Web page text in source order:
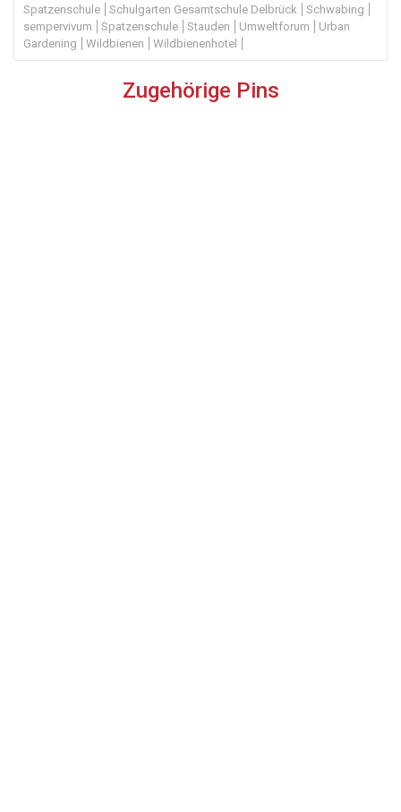
Spatzenschule
Schulgarten Gesamtschule Delbrück
Schwabing
sempervivum
Spatzenschule Stauden Umweltforum
Urban
Gardening
Wildbienen Wildbienenhotel
Zugehörige Pins